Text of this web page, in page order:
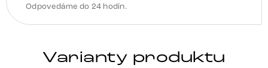
Odpovedáme do 24 hodín.
Varianty produktu